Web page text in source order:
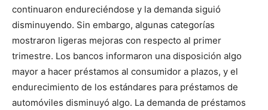
continuaron endureciéndose y la demanda siguió
disminuyendo. Sin embargo, algunas categorías
mostraron ligeras mejoras con respecto al primer
trimestre. Los bancos informaron una disposición algo
mayor a hacer préstamos al consumidor a plazos, y el
endurecimiento de los estándares para préstamos de
automóviles disminuyó algo. La demanda de préstamos